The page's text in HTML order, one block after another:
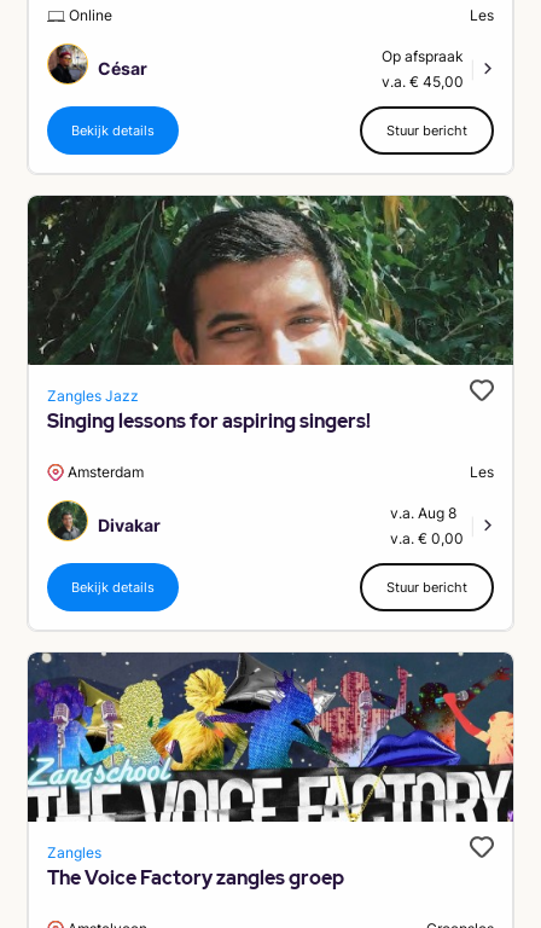
Online Les
César
Op afspraak
v.a. € 45,00
Bekijk details Stuur bericht
Zangles Jazz
Singing lessons for aspiring singers!
Amsterdam Les
Divakar
v.a. Aug 8
v.a. € 0,00
Bekijk details Stuur bericht
Zangles
The Voice Factory zangles groep